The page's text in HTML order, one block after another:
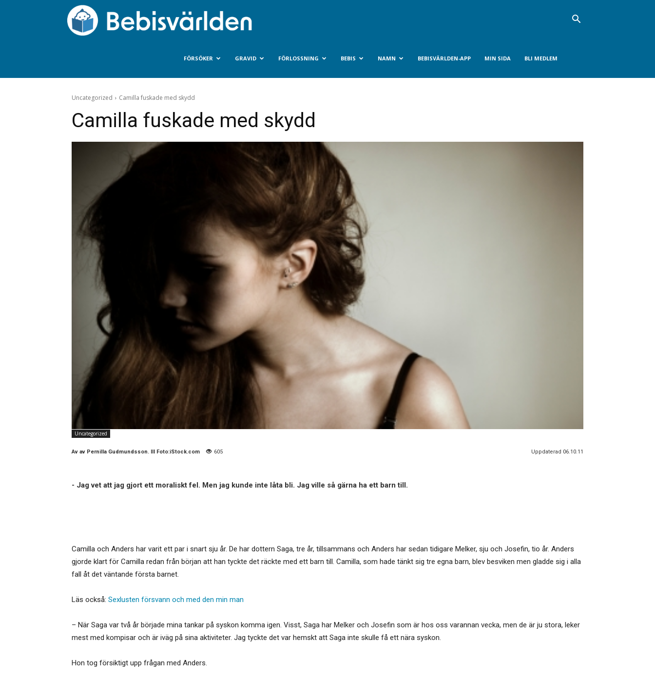
FÖRSÖKER GRAVID FÖRLOSSNING BEBIS NAMN BEBISVÄRLDEN-APP MIN SIDA BLI MEDLEM
Uncategorized Camilla fuskade med skydd
Camilla fuskade med skydd
Uncategorized
Av av Pernilla Gudmundsson. Ill Foto:iStock.com 605 Uppdaterad 06.10.11
- Jag vet att jag gjort ett moraliskt fel. Men jag kunde inte låta bli. Jag ville så gärna ha ett barn till.
Camilla och Anders har varit ett par i snart sju år. De har dottern Saga, tre år, tillsammans och Anders har sedan tidigare Melker, sju och Josefin, tio år. Anders
gjorde klart för Camilla redan från början att han tyckte det räckte med ett barn till. Camilla, som hade tänkt sig tre egna barn, blev besviken men gladde sig i alla
fall åt det väntande första barnet.
Läs också: Sexlusten försvann och med den min man
– När Saga var två år började mina tankar på syskon komma igen. Visst, Saga har Melker och Josefin som är hos oss varannan vecka, men de är ju stora, leker
mest med kompisar och är iväg på sina aktiviteter. Jag tyckte det var hemskt att Saga inte skulle få ett nära syskon.
Hon tog försiktigt upp frågan med Anders.